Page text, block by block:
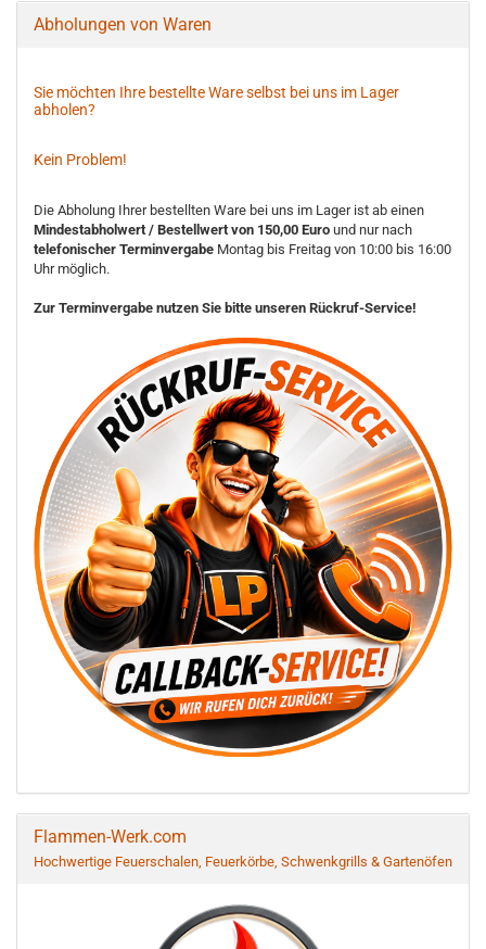
Abholungen von Waren
Sie möchten Ihre bestellte Ware selbst bei uns im Lager
abholen?
Kein Problem!
Die Abholung Ihrer bestellten Ware bei uns im Lager ist ab einen
Mindestabholwert / Bestellwert von 150,00 Euro und nur nach
telefonischer Terminvergabe Montag bis Freitag von 10:00 bis 16:00
Uhr möglich.
Zur Terminvergabe nutzen Sie bitte unseren Rückruf-Service!
Flammen-Werk.com
Hochwertige Feuerschalen, Feuerkörbe, Schwenkgrills & Gartenöfen